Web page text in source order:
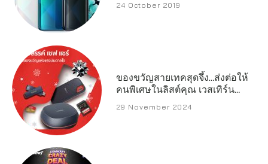
24 October 2019
ของขวัญสายเทคสุดจึ้ง…ส่งต่อให้
คนพิเศษในลิสต์คุณ เวสเทิร์น
ดิจิตอล เปิดลิสต์สตอเรจ
ประสิทธิภาพสูงที่พร้อมเสริ์ฟทุก
29 November 2024